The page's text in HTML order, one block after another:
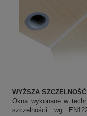
WYŻSZA
Okna wykonane w
szczelności wg